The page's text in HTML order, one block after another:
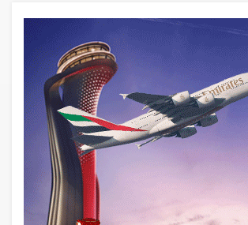
ISG’nin terminal
kurtaran hamle
23 saat önce
AJet’ten Yurt İçi Biletlerde
İndirim